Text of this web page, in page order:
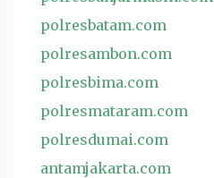
polresbatam.com
polresambon.com
polresbima.com
polresmataram.com
polresdumai.com
antamjakarta.com